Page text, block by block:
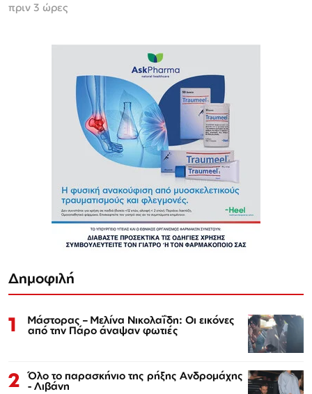
πριν 3 ώρες
Δημοφιλή
1 Μάστορας – Μελίνα Νικολαΐδη: Οι εικόνες
από την Πάρο άναψαν φωτιές
2 Όλο το παρασκήνιο της ρήξης Ανδρομάχης
- Λιβάνη